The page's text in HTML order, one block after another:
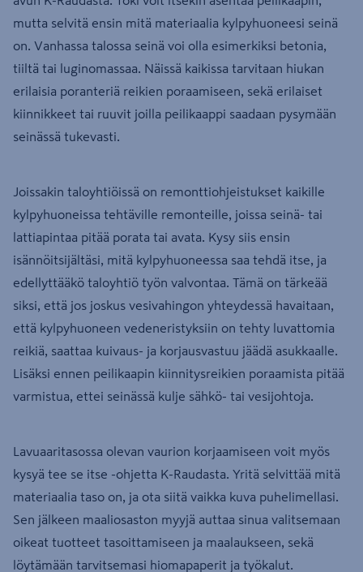
mutta selvitä ensin mitä materiaalia kylpyhuoneesi seinä
on. Vanhassa talossa seinä voi olla esimerkiksi betonia,
tiiltä tai luginomassaa. Näissä kaikissa tarvitaan hiukan
erilaisia poranteriä reikien poraamiseen, sekä erilaiset
kiinnikkeet tai ruuvit joilla peilikaappi saadaan pysymään
seinässä tukevasti.
Joissakin taloyhtiöissä on remonttiohjeistukset kaikille
kylpyhuoneissa tehtäville remonteille, joissa seinä- tai
lattiapintaa pitää porata tai avata. Kysy siis ensin
isännöitsijältäsi, mitä kylpyhuoneessa saa tehdä itse, ja
edellyttääkö taloyhtiö työn valvontaa. Tämä on tärkeää
siksi, että jos joskus vesivahingon yhteydessä havaitaan,
että kylpyhuoneen vedeneristyksiin on tehty luvattomia
reikiä, saattaa kuivaus- ja korjausvastuu jäädä asukkaalle.
Lisäksi ennen peilikaapin kiinnitysreikien poraamista pitää
varmistua, ettei seinässä kulje sähkö- tai vesijohtoja.
Lavuaaritasossa olevan vaurion korjaamiseen voit myös
kysyä tee se itse -ohjetta K-Raudasta. Yritä selvittää mitä
materiaalia taso on, ja ota siitä vaikka kuva puhelimellasi.
Sen jälkeen maaliosaston myyjä auttaa sinua valitsemaan
oikeat tuotteet tasoittamiseen ja maalaukseen, sekä
löytämään tarvitsemasi hiomapaperit ja työkalut.